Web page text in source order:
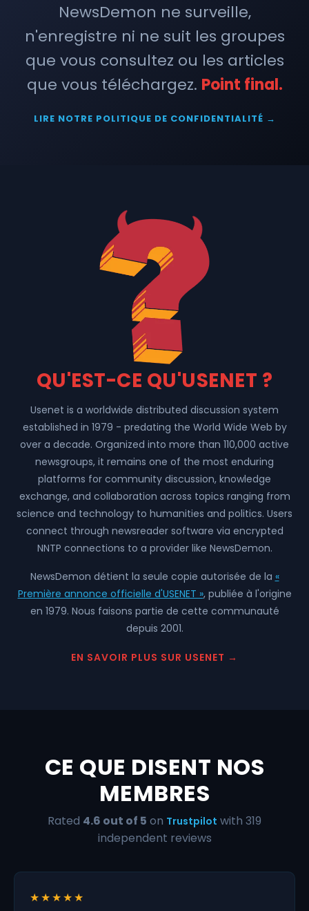
NewsDemon ne surveille,
n'enregistre ni ne suit les groupes
que vous consultez ou les articles
que vous téléchargez. Point final.
LIRE NOTRE POLITIQUE DE CONFIDENTIALITÉ →
QU'EST-CE QU'USENET ?
Usenet is a worldwide distributed discussion system
established in 1979 - predating the World Wide Web by
over a decade. Organized into more than 110,000 active
newsgroups, it remains one of the most enduring
platforms for community discussion, knowledge
exchange, and collaboration across topics ranging from
science and technology to humanities and politics. Users
connect through newsreader software via encrypted
NNTP connections to a provider like NewsDemon.
NewsDemon détient la seule copie autorisée de la «
Première annonce officielle d'USENET », publiée à l'origine
en 1979. Nous faisons partie de cette communauté
depuis 2001.
EN SAVOIR PLUS SUR USENET
CE QUE DISENT NOS
MEMBRES
Rated 4.6 out of 5 on Trustpilot with 319
independent reviews
★★★★★